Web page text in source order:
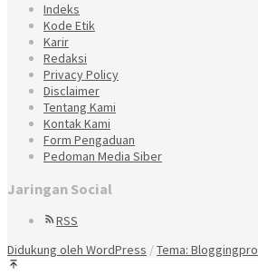
Indeks
Kode Etik
Karir
Redaksi
Privacy Policy
Disclaimer
Tentang Kami
Kontak Kami
Form Pengaduan
Pedoman Media Siber
Jaringan Social
RSS
Didukung oleh WordPress /Tema: Bloggingpro